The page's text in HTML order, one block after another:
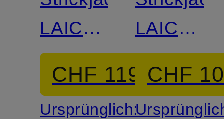
LAICA
mit
Cashmere
CHF 119
Ursprünglich:
LAICA
mit
CHF